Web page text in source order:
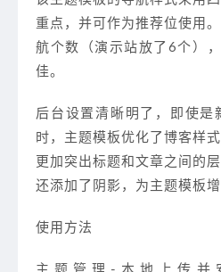
重点，并可作为推荐位使用
航个数（演示站放了6个）
佳。
后台设置清晰明了，即使是
时，主题模板优化了博客样
更加突出标题和文章之间的
还添加了阴影，为主题模板增
使用方法